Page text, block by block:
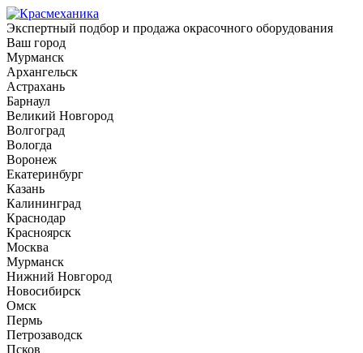
Экспертный подбор и продажа окрасочного оборудования
Ваш город
Мурманск
Архангельск
Астрахань
Барнаул
Великий Новгород
Волгоград
Вологда
Воронеж
Екатеринбург
Казань
Калининград
Краснодар
Красноярск
Москва
Мурманск
Нижний Новгород
Новосибирск
Омск
Пермь
Петрозаводск
Псков